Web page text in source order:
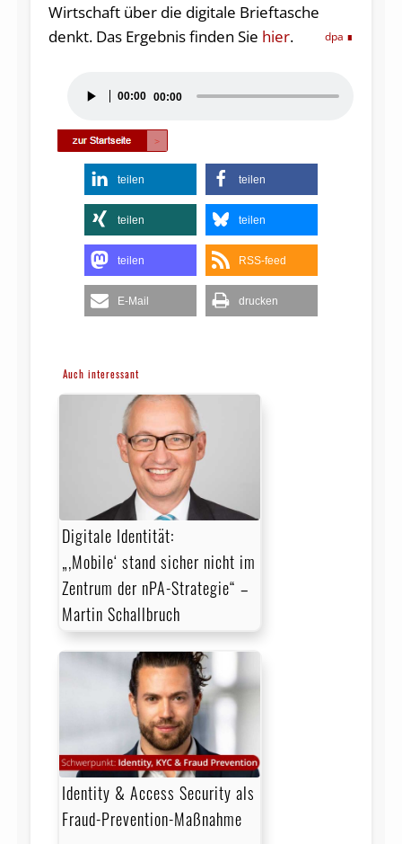
Wirtschaft über die digitale Brieftasche
denkt. Das Ergebnis finden Sie hier. dpa
Player
00:00 00:00
teilen teilen
teilen teilen
teilen RSS-feed
E-Mail drucken
Auch interessant
Digitale Identität:
„‚Mobile‘ stand sicher nicht im
Zentrum der nPA-Strategie“ –
Martin Schallbruch
Identity & Access Security als
Fraud-Prevention-Maßnahme